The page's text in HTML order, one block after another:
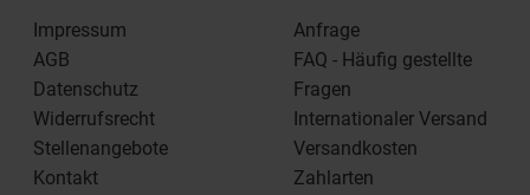
Impressum
AGB
Datenschutz
Widerrufsrecht
Stellenangebote
Kontakt
Anfrage
FAQ - Häufig gestellte
Fragen
Internationaler Versand
Versandkosten
Zahlarten